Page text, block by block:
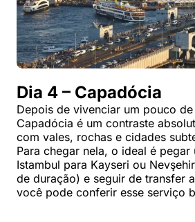
Dia 4 – Capadócia
Depois de vivenciar um pouco
Capadócia é um contraste
com vales, rochas e cidades
Para chegar nela, o ideal é pegar
Istambul para Kayseri ou
de duração) e seguir de transfer
você pode conferir esse serviço